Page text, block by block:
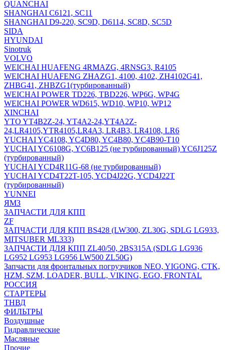
QUANCHAI
SHANGHAI C6121, SC11
SHANGHAI D9-220, SC9D, D6114, SC8D, SC5D
SIDA
HYUNDAI
Sinotruk
VOLVO
WEICHAI HUAFENG 4RMAZG, 4RNSG3, R4105
WEICHAI HUAFENG ZHAZG1, 4100, 4102, ZH4102G41,
ZHBG41, ZHBZG1(турбированный)
WEICHAI POWER TD226, TBD226, WP6G, WP4G
WEICHAI POWER WD615, WD10, WP10, WP12
XINCHAI
YTO YT4B2Z-24, YT4A2-24,YT4A2Z-
24,LR4105,YTR4105,LR4A3, LR4B3, LR4108, LR6
YUCHAI YC4108, YC4D80, YC4B80, YC4B90-T10
YUCHAI YC6108G, YC6B125 (не турбированный) YC6J125Z
(турбированный)
YUCHAI YCD4R11G-68 (не турбированный)
YUCHAI YCD4T22T-105, YCD4J22G, YCD4J22T
(турбированный)
YUNNEI
ЯМЗ
ЗАПЧАСТИ ДЛЯ КПП
ZF
ЗАПЧАСТИ ДЛЯ КПП BS428 (LW300, ZL30G, SDLG LG933,
MITSUBER ML333)
ЗАПЧАСТИ ДЛЯ КПП ZL40/50, 2BS315A (SDLG LG936
LG952 LG953 LG956 LW500 ZL50G)
Запчасти для фронтальных погрузчиков NEO, YIGONG, CTK,
HZM, SZM, LOADER, BULL, VIKING, EGO, FRONTAL
РОССИЯ
СТАРТЕРЫ
ТНВД
ФИЛЬТРЫ
Воздушные
Гидравлические
Масляные
Прочие